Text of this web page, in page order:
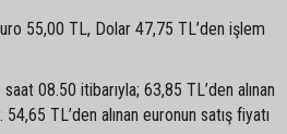
55,00 TL, Dolar 47,75 TL’den işlem
08.50 itibarıyla; 63,85 TL’den alınan
TL’den alınan euronun satış fiyatı